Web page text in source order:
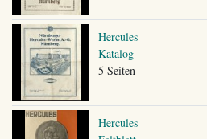
Hercules
Katalog
5 Seiten
Hercules